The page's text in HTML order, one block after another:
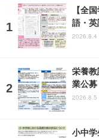
【全
語・英
2026.8.4
栄養教
業公募
2026.8.5
小中学